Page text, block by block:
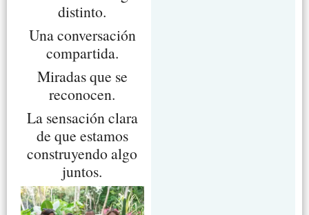
distinto.
Una conversación
compartida.
Miradas que se
reconocen.
La sensación clara
de que estamos
construyendo algo
juntos.